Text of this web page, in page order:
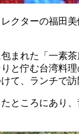
クターの福田
まれた「一素
と佇む台湾料
て、ランチで訪
ところにあり